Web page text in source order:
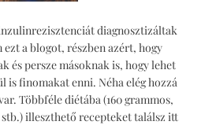
diagnosztizáltak
ezt a blogot, részben azért, hogy
és persze másoknak is, hogy lehet
finomakat enni. Néha elég hozzá
Többféle diétába (160 grammos,
illeszthető recepteket találsz itt